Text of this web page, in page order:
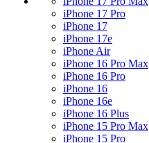
iPhone 17 Pro
iPhone 17
iPhone 17e
iPhone Air
iPhone 16 Pro Max
iPhone 16 Pro
iPhone 16
iPhone 16e
iPhone 16 Plus
iPhone 15 Pro Max
iPhone 15 Pro